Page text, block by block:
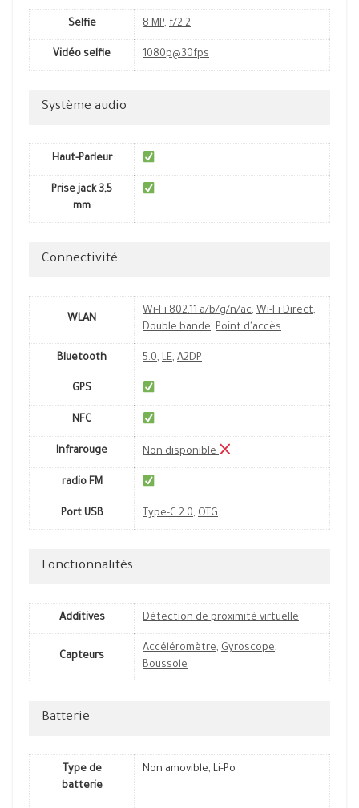
Selfie 8 MP, f/2.2
Vidéo selfie 1080p@30fps
Système audio
Haut-Parleur
Prise jack 3,5
mm
Connectivité
WLAN
Wi-Fi 802.11 a/b/g/n/ac, Wi-Fi Direct,
Double bande, Point d'accès
Bluetooth 5.0, LE, A2DP
GPS
NFC
Infrarouge Non disponible
radio FM
Port USB Type-C 2.0, OTG
Fonctionnalités
Additives Détection de proximité virtuelle
Capteurs
Accéléromètre, Gyroscope,
Boussole
Batterie
Type de
batterie
Non amovible, Li-Po